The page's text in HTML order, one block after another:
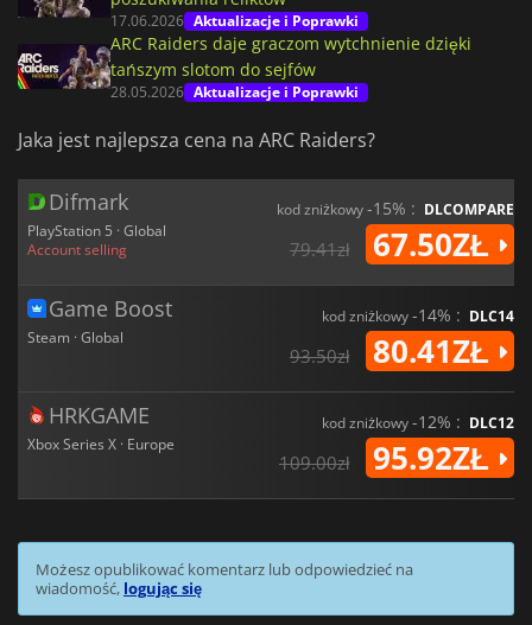
17.06.2026 Aktualizacje i Poprawki
ARC Raiders daje graczom wytchnienie dzięki
tańszym slotom do sejfów
28.05.2026 Aktualizacje i Poprawki
Jaka jest najlepsza cena na ARC Raiders?
Difmark
PlayStation 5 · Global
Account selling
kod zniżkowy-15% : DLCOMPARE
79.41zł 67.50ZŁ
Game Boost
Steam · Global
kod zniżkowy-14% : DLC14
93.50zł 80.41ZŁ
HRKGAME
Xbox Series X · Europe
kod zniżkowy-12% : DLC12
109.00zł 95.92ZŁ
Możesz opublikować komentarz lub odpowiedzieć na
wiadomość, logując się